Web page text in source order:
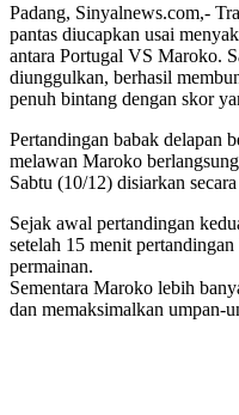
Padang, Sinyalnews.com,-
pantas diucapkan usai
antara Portugal VS Maroko.
diunggulkan, berhasil
penuh bintang dengan skor
Pertandingan babak delapan
melawan Maroko
Sabtu (10/12) disiarkan
Sejak awal pertandingan
setelah 15 menit
permainan.
Sementara Maroko lebih
dan memaksimalkan umpan-